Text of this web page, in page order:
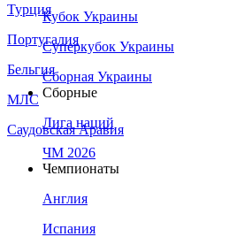
Турция
Португалия
Бельгия
МЛС
Саудовская Аравия
Кубок Украины
Суперкубок Украины
Сборная Украины
Сборные
Лига наций
ЧМ 2026
Чемпионаты
Англия
Испания